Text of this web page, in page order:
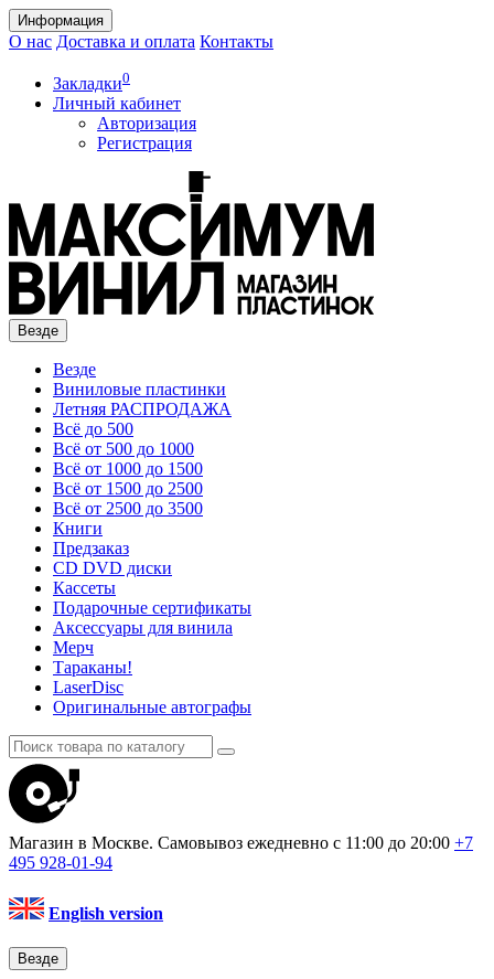
Информация
О нас Доставка и оплата Контакты
Закладки0
Личный кабинет
Авторизация
Регистрация
Везде
Везде
Виниловые пластинки
Летняя РАСПРОДАЖА
Всё до 500
Всё от 500 до 1000
Всё от 1000 до 1500
Всё от 1500 до 2500
Всё от 2500 до 3500
Книги
Предзаказ
CD DVD диски
Кассеты
Подарочные сертификаты
Аксессуары для винила
Мерч
Тараканы!
LaserDisc
Оригинальные автографы
Магазин в Москве. Самовывоз ежедневно с 11:00 до 20:00 +7
495 928-01-94
English version
Везде